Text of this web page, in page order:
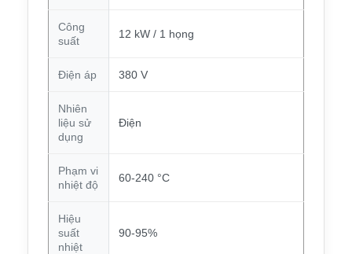
Công
suất
12 kW / 1 họng
Điện áp 380 V
Nhiên
liệu sử
dụng
Điện
Phạm vi
nhiệt độ
60-240 °C
Hiệu
suất
nhiệt
90-95%